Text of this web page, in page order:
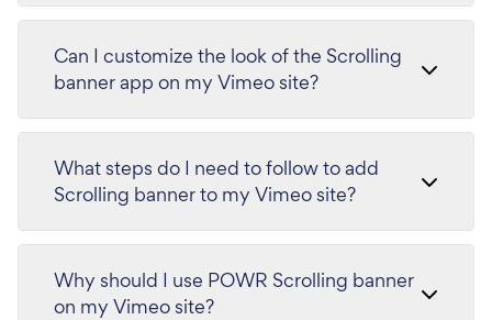
Can I customize the look of the Scrolling
banner app on my Vimeo site?
What steps do I need to follow to add
Scrolling banner to my Vimeo site?
Why should I use POWR Scrolling banner
on my Vimeo site?